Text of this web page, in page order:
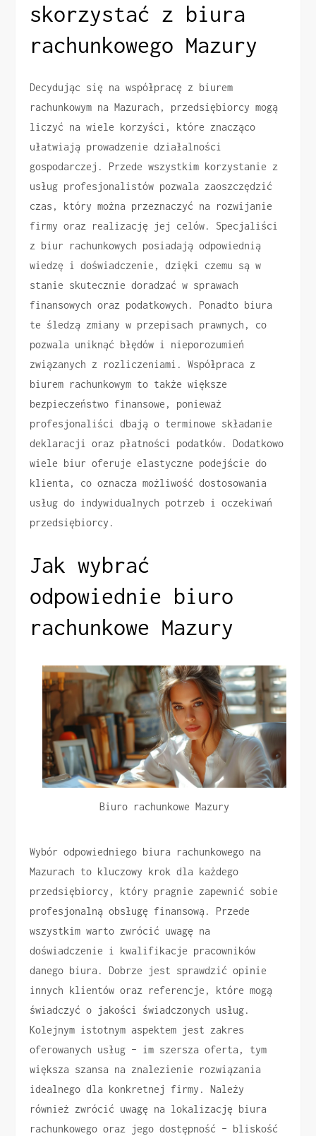
skorzystać z biura
rachunkowego Mazury
Decydując się na współpracę z biurem
rachunkowym na Mazurach, przedsiębiorcy mogą
liczyć na wiele korzyści, które znacząco
ułatwiają prowadzenie działalności
gospodarczej. Przede wszystkim korzystanie z
usług profesjonalistów pozwala zaoszczędzić
czas, który można przeznaczyć na rozwijanie
firmy oraz realizację jej celów. Specjaliści
z biur rachunkowych posiadają odpowiednią
wiedzę i doświadczenie, dzięki czemu są w
stanie skutecznie doradzać w sprawach
finansowych oraz podatkowych. Ponadto biura
te śledzą zmiany w przepisach prawnych, co
pozwala uniknąć błędów i nieporozumień
związanych z rozliczeniami. Współpraca z
biurem rachunkowym to także większe
bezpieczeństwo finansowe, ponieważ
profesjonaliści dbają o terminowe składanie
deklaracji oraz płatności podatków. Dodatkowo
wiele biur oferuje elastyczne podejście do
klienta, co oznacza możliwość dostosowania
usług do indywidualnych potrzeb i oczekiwań
przedsiębiorcy.
Jak wybrać
odpowiednie biuro
rachunkowe Mazury
Biuro rachunkowe Mazury
Wybór odpowiedniego biura rachunkowego na
Mazurach to kluczowy krok dla każdego
przedsiębiorcy, który pragnie zapewnić sobie
profesjonalną obsługę finansową. Przede
wszystkim warto zwrócić uwagę na
doświadczenie i kwalifikacje pracowników
danego biura. Dobrze jest sprawdzić opinie
innych klientów oraz referencje, które mogą
świadczyć o jakości świadczonych usług.
Kolejnym istotnym aspektem jest zakres
oferowanych usług – im szersza oferta, tym
większa szansa na znalezienie rozwiązania
idealnego dla konkretnej firmy. Należy
również zwrócić uwagę na lokalizację biura
rachunkowego oraz jego dostępność – bliskość